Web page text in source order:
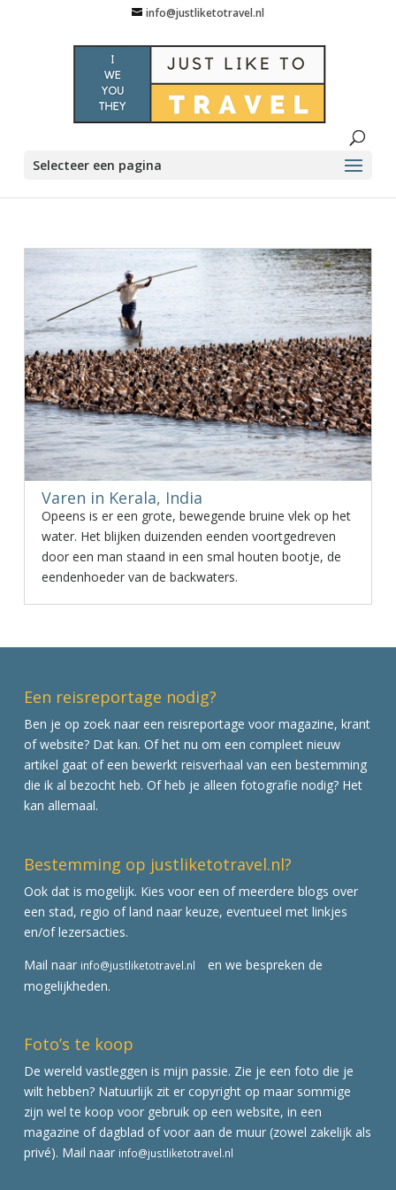
info@justliketotravel.nl
Selecteer een pagina
Varen in Kerala, India
Opeens is er een grote, bewegende bruine vlek op het
water. Het blijken duizenden eenden voortgedreven
door een man staand in een smal houten bootje, de
eendenhoeder van de backwaters.
Een reisreportage nodig?
Ben je op zoek naar een reisreportage voor magazine, krant
of website? Dat kan. Of het nu om een compleet nieuw
artikel gaat of een bewerkt reisverhaal van een bestemming
die ik al bezocht heb. Of heb je alleen fotografie nodig? Het
kan allemaal.
Bestemming op justliketotravel.nl?
Ook dat is mogelijk. Kies voor een of meerdere blogs over
een stad, regio of land naar keuze, eventueel met linkjes
en/of lezersacties.
Mail naar info@justliketotravel.nl
en we bespreken de
mogelijkheden.
Foto’s te koop
De wereld vastleggen is mijn passie. Zie je een foto die je
wilt hebben? Natuurlijk zit er copyright op maar sommige
zijn wel te koop voor gebruik op een website, in een
magazine of dagblad of voor aan de muur (zowel zakelijk als
privé). Mail naar info@justliketotravel.nl